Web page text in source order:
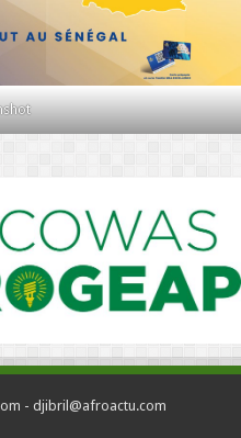
- djibril@afroactu.com